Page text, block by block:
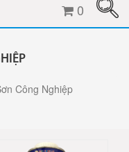
0
Công Nghiệp